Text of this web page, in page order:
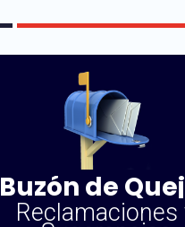
Buzón de
Reclamaciones